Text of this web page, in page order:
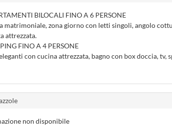
BILOCALI FINO A 6 PERSONE
matrimoniale, zona giorno con letti singoli, angolo
attrezzata.
FINO A 4 PERSONE
con cucina attrezzata, bagno con box doccia, tv,
non disponibile